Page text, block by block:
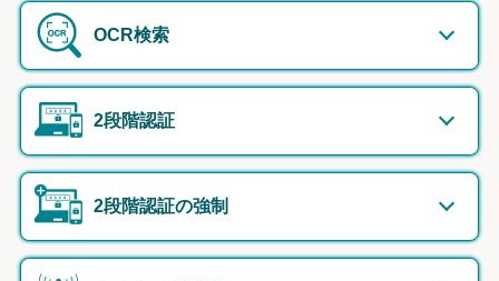
OCR検索
2段階認証
2段階認証の強制